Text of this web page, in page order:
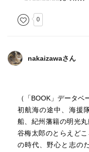
0
nakaizawaさん
（「BOOK」データベ
初航海の途中、海援
船、紀州藩籍の明光
谷梅太郎のとらえど
の時代、野心と志の